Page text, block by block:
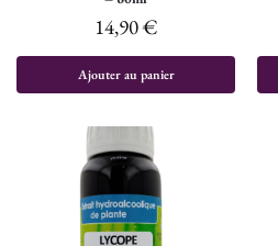
14,90€
Ajouter au panier